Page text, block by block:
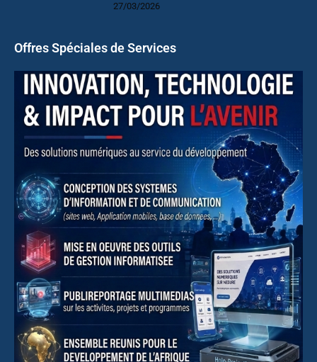
27/03/2026
Offres Spéciales de Services